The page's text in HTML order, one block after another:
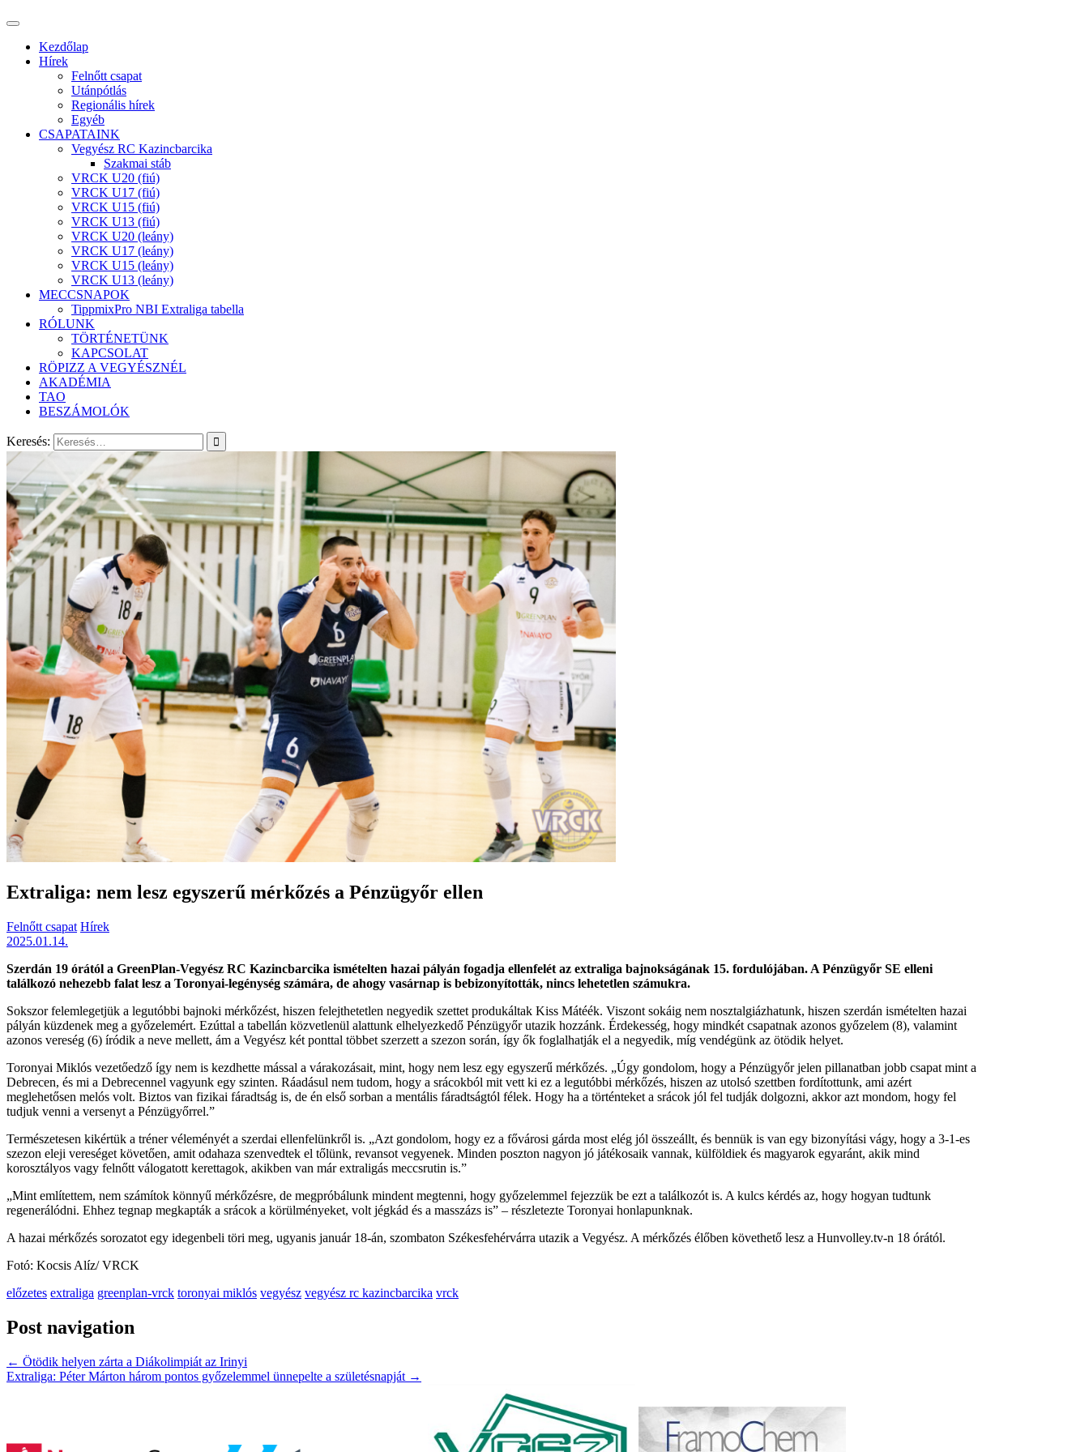
Kezdőlap
Hírek
Felnőtt csapat
Utánpótlás
Regionális hírek
Egyéb
CSAPATAINK
Vegyész RC Kazincbarcika
Szakmai stáb
VRCK U20 (fiú)
VRCK U17 (fiú)
VRCK U15 (fiú)
VRCK U13 (fiú)
VRCK U20 (leány)
VRCK U17 (leány)
VRCK U15 (leány)
VRCK U13 (leány)
MECCSNAPOK
TippmixPro NBI Extraliga tabella
RÓLUNK
TÖRTÉNETÜNK
KAPCSOLAT
RÖPIZZ A VEGYÉSZNÉL
AKADÉMIA
TAO
BESZÁMOLÓK
Keresés:
Extraliga: nem lesz egyszerű mérkőzés a Pénzügyőr ellen
Felnőtt csapat Hírek
2025.01.14.
Szerdán 19 órától a GreenPlan-Vegyész RC Kazincbarcika ismételten hazai pályán fogadja ellenfelét az extraliga bajnokságának 15. fordulójában. A Pénzügyőr SE elleni
találkozó nehezebb falat lesz a Toronyai-legénység számára, de ahogy vasárnap is bebizonyították, nincs lehetetlen számukra.
Sokszor felemlegetjük a legutóbbi bajnoki mérkőzést, hiszen felejthetetlen negyedik szettet produkáltak Kiss Mátéék. Viszont sokáig nem nosztalgiázhatunk, hiszen szerdán ismételten hazai
pályán küzdenek meg a győzelemért. Ezúttal a tabellán közvetlenül alattunk elhelyezkedő Pénzügyőr utazik hozzánk. Érdekesség, hogy mindkét csapatnak azonos győzelem (8), valamint
azonos vereség (6) íródik a neve mellett, ám a Vegyész két ponttal többet szerzett a szezon során, így ők foglalhatják el a negyedik, míg vendégünk az ötödik helyet.
Toronyai Miklós vezetőedző így nem is kezdhette mással a várakozásait, mint, hogy nem lesz egy egyszerű mérkőzés. „Úgy gondolom, hogy a Pénzügyőr jelen pillanatban jobb csapat mint a
Debrecen, és mi a Debrecennel vagyunk egy szinten. Ráadásul nem tudom, hogy a srácokból mit vett ki ez a legutóbbi mérkőzés, hiszen az utolsó szettben fordítottunk, ami azért
meglehetősen melós volt. Biztos van fizikai fáradtság is, de én első sorban a mentális fáradtságtól félek. Hogy ha a történteket a srácok jól fel tudják dolgozni, akkor azt mondom, hogy fel
tudjuk venni a versenyt a Pénzügyőrrel.”
Természetesen kikértük a tréner véleményét a szerdai ellenfelünkről is. „Azt gondolom, hogy ez a fővárosi gárda most elég jól összeállt, és bennük is van egy bizonyítási vágy, hogy a 3-1-es
szezon eleji vereséget követően, amit odahaza szenvedtek el tőlünk, revansot vegyenek. Minden poszton nagyon jó játékosaik vannak, külföldiek és magyarok egyaránt, akik mind
korosztályos vagy felnőtt válogatott kerettagok, akikben van már extraligás meccsrutin is.”
„Mint említettem, nem számítok könnyű mérkőzésre, de megpróbálunk mindent megtenni, hogy győzelemmel fejezzük be ezt a találkozót is. A kulcs kérdés az, hogy hogyan tudtunk
regenerálódni. Ehhez tegnap megkapták a srácok a körülményeket, volt jégkád és a masszázs is” – részletezte Toronyai honlapunknak.
A hazai mérkőzés sorozatot egy idegenbeli töri meg, ugyanis január 18-án, szombaton Székesfehérvárra utazik a Vegyész. A mérkőzés élőben követhető lesz a Hunvolley.tv-n 18 órától.
Fotó: Kocsis Alíz/ VRCK
előzetes extraliga greenplan-vrck toronyai miklós vegyész vegyész rc kazincbarcika vrck
Post navigation
← Ötödik helyen zárta a Diákolimpiát az Irinyi
Extraliga: Péter Márton három pontos győzelemmel ünnepelte a születésnapját →